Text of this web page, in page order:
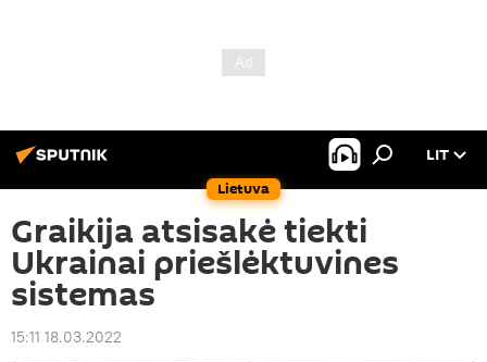
Lietuva
LIT
Graikija atsisakė tiekti
Ukrainai priešlėktuvines
sistemas
15:11 18.03.2022